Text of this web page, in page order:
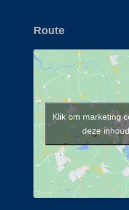
Route
Klik om marketing
deze